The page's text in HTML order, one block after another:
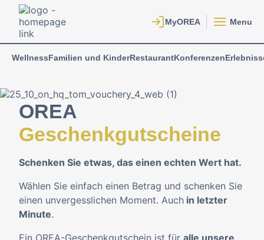
Menu
WellnessFamilien und KinderRestaurantKonferenzen
OREA
Geschenkgutscheine
Schenken Sie etwas, das einen echten Wert hat.
Wählen Sie einfach einen Betrag und schenken Sie
einen unvergesslichen Moment. Auch in letzter
Minute.
Ein OREA-Geschenkgutschein ist für alle unsere